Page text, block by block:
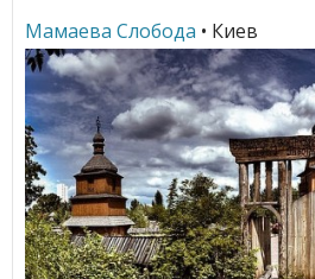
Мамаева Слобода • Киев